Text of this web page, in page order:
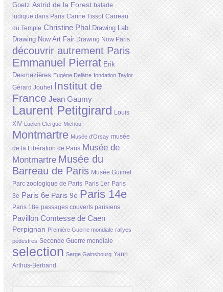
Goetz Astrid de la Forest balade
ludique dans Paris Carine Tissot Carreau
du Temple Christine Phal Drawing Lab
Drawing Now Art Fair Drawing Now Paris
découvrir autrement Paris
Emmanuel Pierrat Erik
Desmazières Eugène Delâtre fondation Taylor
Gérard Jouhet Institut de
France Jean Gaumy
Laurent Petitgirard Louis
XIV Lucien Clergue Michou
Montmartre Musée d'Orsay musée
de la Libération de Paris Musée de
Montmartre Musée du
Barreau de Paris Musée Guimet
Parc zoologique de Paris Paris 1er Paris
3e Paris 6e Paris 9e Paris 14e
Paris 18e passages couverts parisiens
Pavillon Comtesse de Caen
Perpignan Première Guerre mondiale rallyes
pédestres Seconde Guerre mondiale
selection Serge Gainsbourg Yann
Arthus-Bertrand